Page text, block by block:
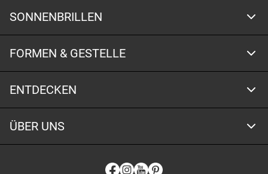
SONNENBRILLEN
FORMEN & GESTELLE
ENTDECKEN
ÜBER UNS